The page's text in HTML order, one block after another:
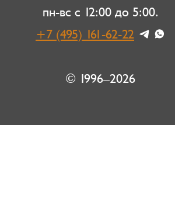
пн-вс с 12:00 до 5:00.
+7 (495) 161-62-22
© 1996–2026